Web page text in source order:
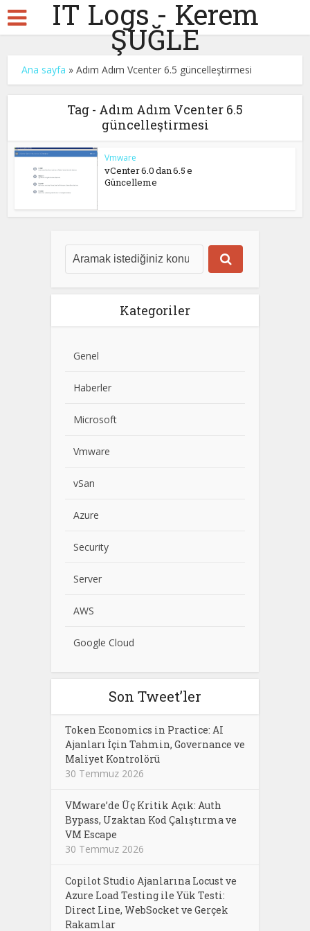
IT Logs - Kerem
ŞUĞLE
Ana sayfa »Adım Adım Vcenter 6.5 güncelleştirmesi
Tag - Adım Adım Vcenter 6.5
güncelleştirmesi
Vmware
vCenter 6.0 dan 6.5 e
Güncelleme
Kategoriler
Genel
Haberler
Microsoft
Vmware
vSan
Azure
Security
Server
AWS
Google Cloud
Son Tweet’ler
Token Economics in Practice: AI
Ajanları İçin Tahmin, Governance ve
Maliyet Kontrolörü
30 Temmuz 2026
VMware’de Üç Kritik Açık: Auth
Bypass, Uzaktan Kod Çalıştırma ve
VM Escape
30 Temmuz 2026
Copilot Studio Ajanlarına Locust ve
Azure Load Testing ile Yük Testi:
Direct Line, WebSocket ve Gerçek
Rakamlar